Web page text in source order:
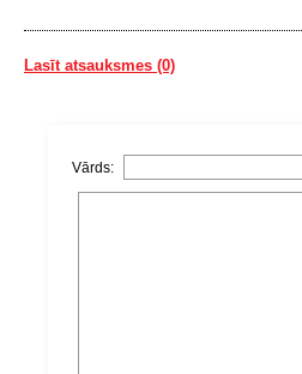
Lasīt atsauksmes (0)
Vārds: